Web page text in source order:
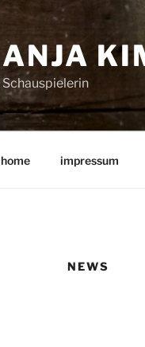
ANJA
Schauspielerin
home impressum
NEWS